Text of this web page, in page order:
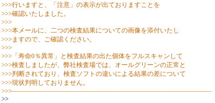
>>>行いますと、「注意」の表示が出ておりますことを
>>>確認いたしました。
>>>
>>>本メールに、二つの検査結果についての画像を添付いたし
>>>ますので、ご確認ください。
>>>
>>>「寿命0％異常」と検査結果の出た個体をフルスキャンして
>>>検査しましたが、弊社検査場では、オールグリーンの正常と
>>>判断されており、検査ソフトの違いによる結果の差について
>>>現状判明しておりません。
>>>―――――――――――――――――――――――――――――――
>>